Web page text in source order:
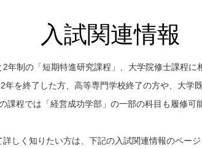
入試関連情報
年制の「短期特進研究課程」、大学院修士課程に
年を終了した方、高等専門学校終了の方や、大学
課程では「経営成功学部」の一部の科目も履修可
詳しく知りたい方は、下記の入試関連情報のページ